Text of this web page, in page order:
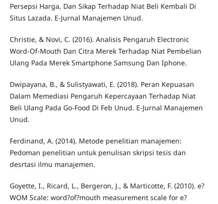
Persepsi Harga, Dan Sikap Terhadap Niat Beli Kembali Di
Situs Lazada. E-Jurnal Manajemen Unud.
Christie, & Novi, C. (2016). Analisis Pengaruh Electronic
Word-Of-Mouth Dan Citra Merek Terhadap Niat Pembelian
Ulang Pada Merek Smartphone Samsung Dan Iphone.
Dwipayana, B., & Sulistyawati, E. (2018). Peran Kepuasan
Dalam Memediasi Pengaruh Kepercayaan Terhadap Niat
Beli Ulang Pada Go-Food Di Feb Unud. E-Jurnal Manajemen
Unud.
Ferdinand, A. (2014). Metode penelitian manajemen:
Pedoman penelitian untuk penulisan skripsi tesis dan
desrtasi ilmu manajemen.
Goyette, I., Ricard, L., Bergeron, J., & Marticotte, F. (2010). e?
WOM Scale: word?of?mouth measurement scale for e?